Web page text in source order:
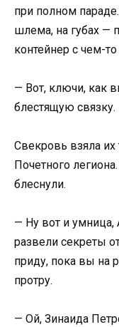
при полном
шлема, на губах —
контейнер с чем-
— Вот, ключи, как
блестящую связку.
Свекровь взяла их
Почетного
блеснули.
— Ну вот и умница,
развели секреты
приду, пока вы на
протру.
— Ой, Зинаида